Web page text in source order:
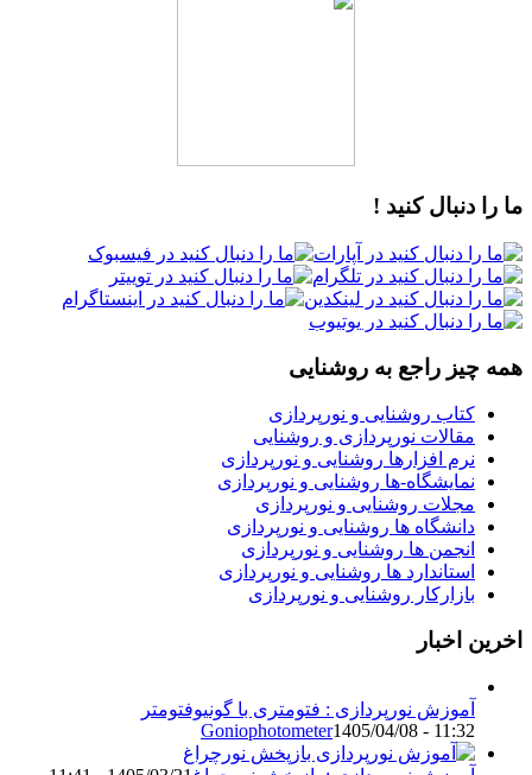
ما را دنبال کنید !
همه چیز راجع به روشنایی
کتاب روشنایی و نورپردازی
مقالات نورپردازی و روشنایی
نرم افزارها روشنایی و نورپردازی
نمایشگاه-ها روشنایی و نورپردازی
مجلات روشنایی و نورپردازی
دانشگاه ها روشنایی و نورپردازی
انجمن ها روشنایی و نورپردازی
استاندارد ها روشنایی و نورپردازی
بازارکار روشنایی و نورپردازی
اخرین اخبار
آموزش نورپردازی : فتومتری با گونیوفتومتر
Goniophotometer1405/04/08 - 11:32